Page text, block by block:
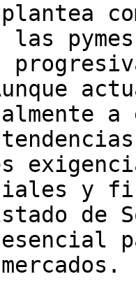
las
y
de